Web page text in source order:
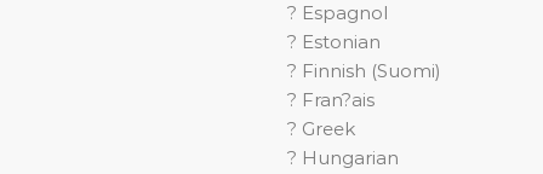
? Espagnol
? Estonian
? Finnish (Suomi)
? Fran?ais
? Greek
? Hungarian